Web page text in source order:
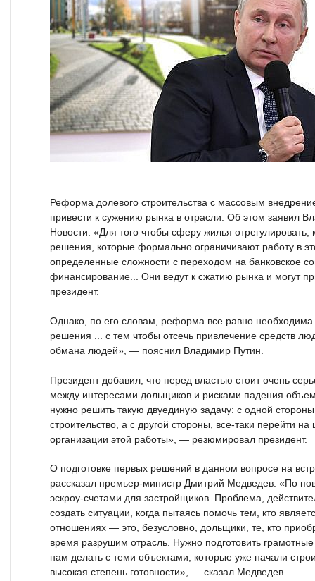
Реформа долевого строительства с массовым
привести к сужению рынка в отрасли. Об этом заявил
Новости. «Для того чтобы сферу жилья
решения, которые формально ограничивают работу в
определенные сложности с переходом на банковское
финансирование... Они ведут к сжатию рынка и могут
президент.
Однако, по его словам, реформа все равно
решения ... с тем чтобы отсечь привлечение средств
обмана людей», — пояснил Владимир Путин.
Президент добавил, что перед властью стоит очень
между интересами дольщиков и рисками падения
нужно решить такую двуединую задачу: с одной
строительство, а с другой стороны, все-таки перейти
организации этой работы», — резюмировал президент.
О подготовке первых решений в данном вопросе на
рассказал премьер-министр Дмитрий Медведев. «По
эскроу-счетами для застройщиков. Проблема,
создать ситуации, когда пытаясь помочь тем, кто
отношениях — это, безусловно, дольщики, те, кто
время разрушим отрасль. Нужно подготовить
нам делать с теми объектами, которые уже начали
высокая степень готовности», — сказал Медведев.